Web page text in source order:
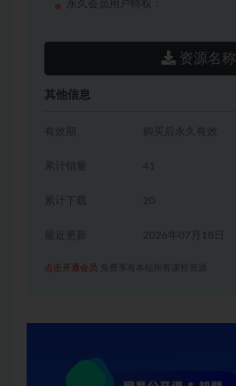
永久会员用户特权：
资源名称
其他信息
有效期 购买后永久有效
累计销量 41
累计下载 20
2026年07月18日
点击开通会员 免费享有本站所有课程资源